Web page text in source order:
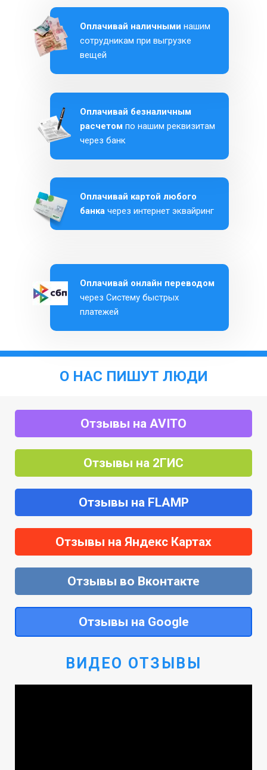
Оплачивай онлайн переводом
через Систему быстрых
платежей
Оплачивай картой любого
банка через интернет эквайринг
Оплачивай безналичным
расчетом по нашим реквизитам
через банк
Оплачивай наличными нашим
сотрудникам при выгрузке
вещей
О НАС ПИШУТ ЛЮДИ
Отзывы на AVITO
Отзывы на 2ГИС
Отзывы на FLAMP
Отзывы на Яндекс Картах
Отзывы во Вконтакте
Отзывы на Google
ВИДЕО ОТЗЫВЫ